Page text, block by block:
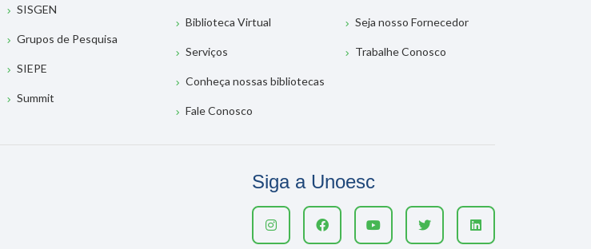
SISGEN
Grupos de Pesquisa
SIEPE
Summit
Biblioteca Virtual
Serviços
Conheça nossas bibliotecas
Fale Conosco
Seja nosso Fornecedor
Trabalhe Conosco
Siga a Unoesc